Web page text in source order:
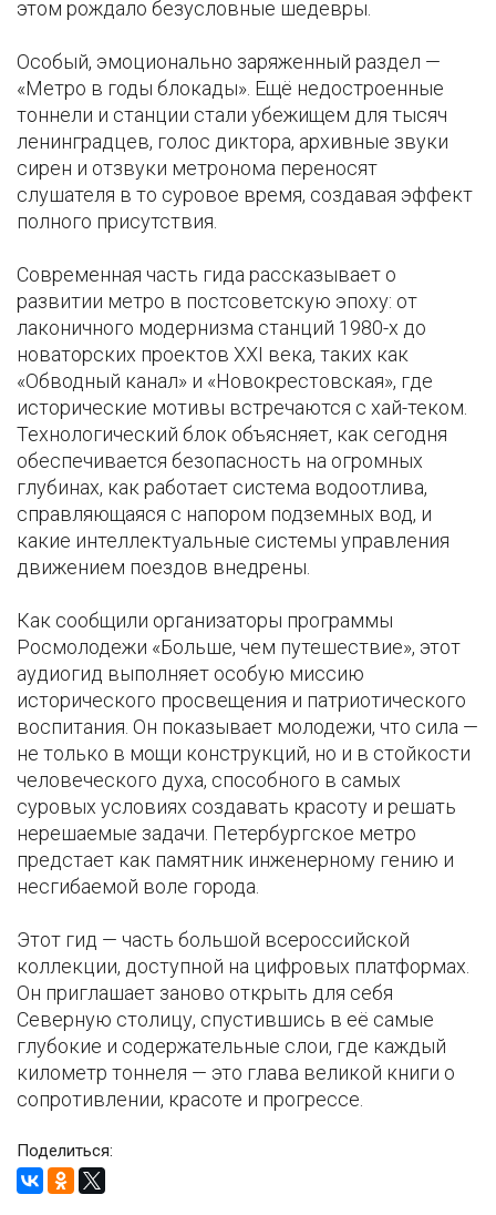
этом рождало безусловные шедевры.
Особый, эмоционально заряженный раздел —
«Метро в годы блокады». Ещё недостроенные
тоннели и станции стали убежищем для тысяч
ленинградцев, голос диктора, архивные звуки
сирен и отзвуки метронома переносят
слушателя в то суровое время, создавая эффект
полного присутствия.
Современная часть гида рассказывает о
развитии метро в постсоветскую эпоху: от
лаконичного модернизма станций 1980-х до
новаторских проектов XXI века, таких как
«Обводный канал» и «Новокрестовская», где
исторические мотивы встречаются с хай-теком.
Технологический блок объясняет, как сегодня
обеспечивается безопасность на огромных
глубинах, как работает система водоотлива,
справляющаяся с напором подземных вод, и
какие интеллектуальные системы управления
движением поездов внедрены.
Как сообщили организаторы программы
Росмолодежи «Больше, чем путешествие», этот
аудиогид выполняет особую миссию
исторического просвещения и патриотического
воспитания. Он показывает молодежи, что сила —
не только в мощи конструкций, но и в стойкости
человеческого духа, способного в самых
суровых условиях создавать красоту и решать
нерешаемые задачи. Петербургское метро
предстает как памятник инженерному гению и
несгибаемой воле города.
Этот гид — часть большой всероссийской
коллекции, доступной на цифровых платформах.
Он приглашает заново открыть для себя
Северную столицу, спустившись в её самые
глубокие и содержательные слои, где каждый
километр тоннеля — это глава великой книги о
сопротивлении, красоте и прогрессе.
Поделиться: